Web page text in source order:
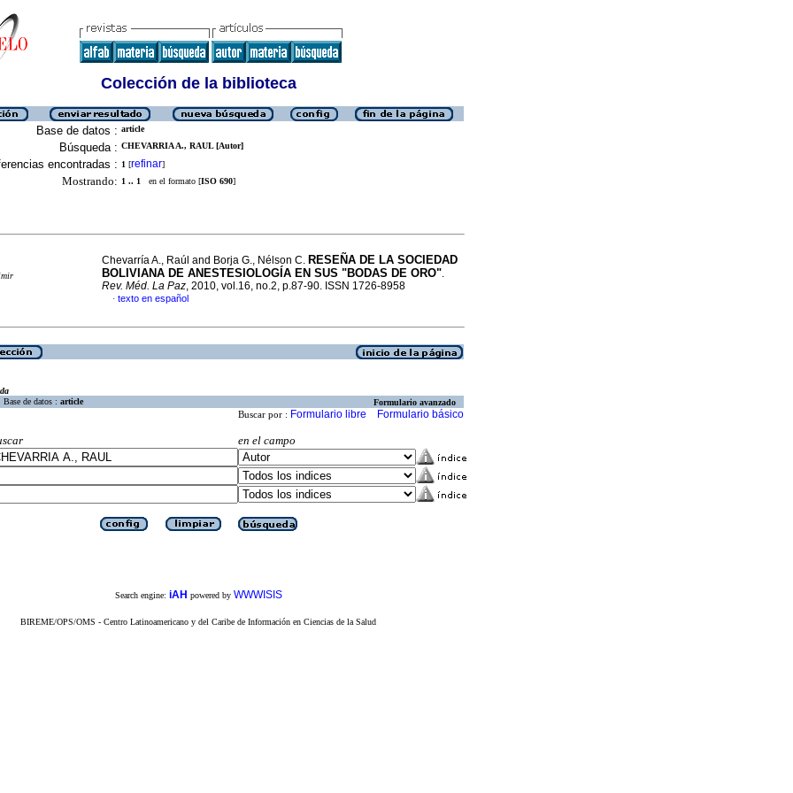
Colección de la biblioteca
Base de datos : article
Búsqueda : CHEVARRIA A., RAUL [Autor]
encontradas : 1 [refinar]
Mostrando: 1 .. 1 en el formato [ISO 690]
Chevarría A., Raúl and Borja G., Nélson C. RESEÑA DE LA SOCIEDAD
BOLIVIANA DE ANESTESIOLOGÍA EN SUS "BODAS DE ORO".
Rev. Méd. La Paz, 2010, vol.16, no.2, p.87-90. ISSN 1726-8958
· texto en español
Base de datos : article Formulario avanzado
Buscar por : Formulario libre Formulario básico
en el campo
Search engine: iAH powered by WWWISIS
BIREME/OPS/OMS - Centro Latinoamericano y del Caribe de Información en Ciencias de la Salud